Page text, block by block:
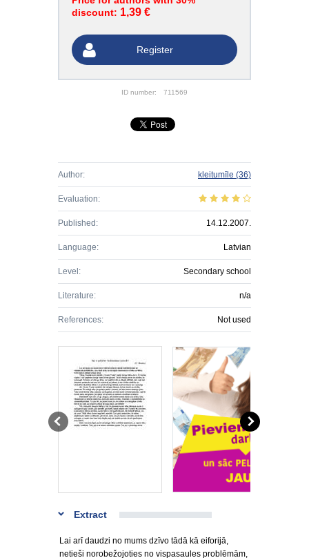
discount: 1,39 €
Register
ID number: 711569
Author: kleitumīle (36)
Evaluation:
Published: 14.12.2007.
Language: Latvian
Level: Secondary school
Literature: n/a
References: Not used
Extract
Lai arī daudzi no mums dzīvo tādā kā eiforijā,
netieši norobežojoties no vispasaules problēmām,